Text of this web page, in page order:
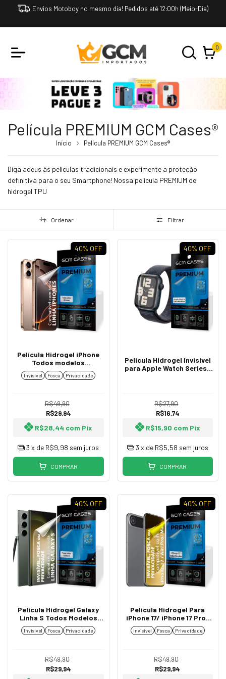
Imperdível! Leve 3 e Pague 2 Todos os produtos com "Selo". Clique e
0
Película PREMIUM GCM Cases®
Início Película PREMIUM GCM Cases®
Diga adeus às películas tradicionais e experimente a proteção
definitiva para o seu Smartphone! Nossa película PREMIUM de
hidrogel TPU
Ordenar Filtrar
40% OFF
Película Hidrogel iPhone
Todos modelos
Resistente TPU Flexível
Premium Invisível, Fosca
Invisível Fosca Privacidade
R$49,90
R$29,94
R$28,44 com Pix
3 x de R$9,98 sem juros
COMPRAR
40% OFF
Pelicula Hidrogel Invisível
para Apple Watch Series 1
R$27,90
R$16,74
R$15,90 com Pix
3 x de R$5,58 sem juros
COMPRAR
40% OFF
Pelicula Hidrogel Galaxy
Linha S Todos Modelos
Resistente TPU Flexível
Premium Invisível, Fosca
Invisível Fosca Privacidade
R$49,90
R$29,94
40% OFF
Película Hidrogel Para
iPhone 17/ iPhone 17 Pro/
iPhone 17 Air/ iPhone 17
Pro Max Resistente TPU
Invisível Fosca Privacidade
R$49,90
R$29,94